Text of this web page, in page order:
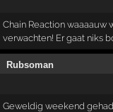
Chain Reaction waaaauw
verwachten! Er gaat niks
Rubsoman
Geweldig weekend